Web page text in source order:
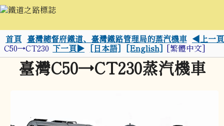
首頁 臺灣總督府鐵道、臺灣鐵路管理局的蒸汽機車 ◀上一頁
C50→CT230 下一頁▶ [日本語] [English] [繁體中文]
臺灣C50→CT230蒸汽機車